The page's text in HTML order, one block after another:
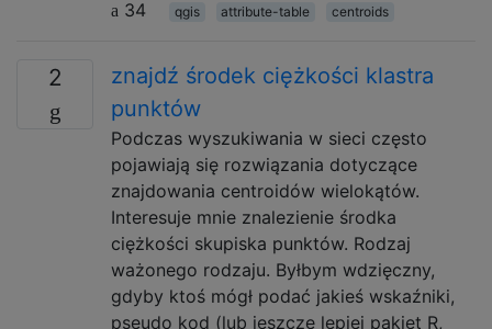
34
qgis attribute-table centroids
2
znajdź środek ciężkości klastra
punktów
Podczas wyszukiwania w sieci często
pojawiają się rozwiązania dotyczące
znajdowania centroidów wielokątów.
Interesuje mnie znalezienie środka
ciężkości skupiska punktów. Rodzaj
ważonego rodzaju. Byłbym wdzięczny,
gdyby ktoś mógł podać jakieś wskaźniki,
pseudo kod (lub jeszcze lepiej pakiet R,